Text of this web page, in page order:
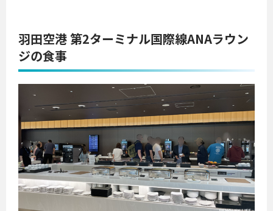
羽田空港 第2ターミナル国際線ANAラウン
ジの食事